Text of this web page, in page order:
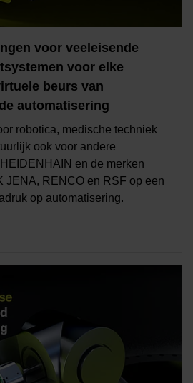
voor veeleisende
voor elke
beurs van
automatisering
robotica, medische techniek
ook voor andere
en de merken
JENA, RENCO en RSF op een
op automatisering.